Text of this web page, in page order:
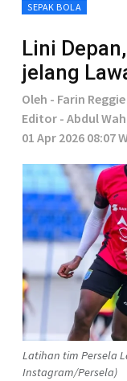
SEPAK BOLA
Lini
jelang
Oleh - Farin Reggie
Editor - Abdul
01 Apr 2026 08:07
Latihan tim Persela
Instagram/Persela)